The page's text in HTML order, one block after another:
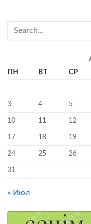
ПН ВТ СР
3 4 5
10 11 12
17 18 19
24 25 26
31
« Июл